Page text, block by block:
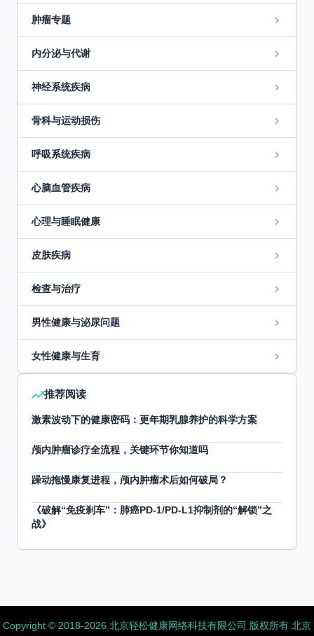
肿瘤专题
内分泌与代谢
神经系统疾病
骨科与运动损伤
呼吸系统疾病
心脑血管疾病
心理与睡眠健康
皮肤疾病
检查与治疗
男性健康与泌尿问题
女性健康与生育
推荐阅读
激素波动下的健康密码：更年期乳腺养护的科学方案
颅内肿瘤诊疗全流程，关键环节你知道吗
躁动拖慢康复进程，颅内肿瘤术后如何破局？
《破解“免疫刹车”：肺癌PD-1/PD-L1抑制剂的“解锁”之
战》
Copyright ©️ 2018-2026 北京轻松健康网络科技有限公司 版权所有 北京